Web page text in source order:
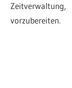
vorzubereiten.